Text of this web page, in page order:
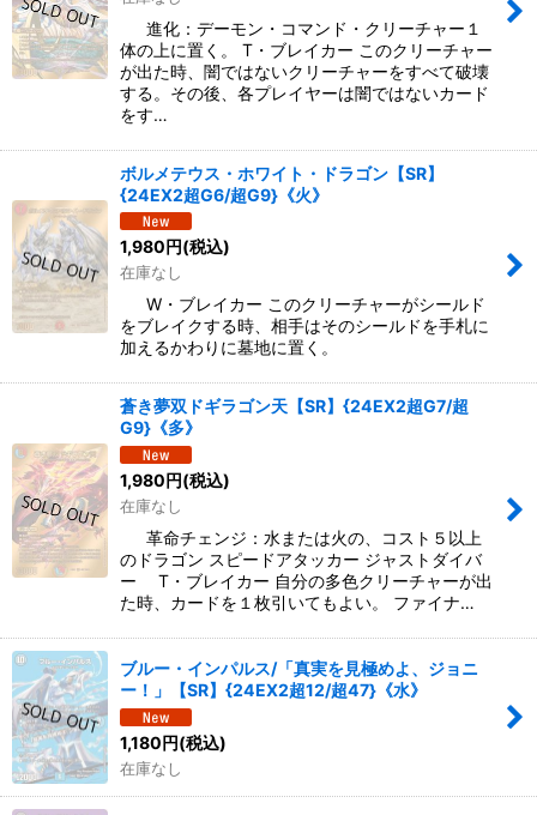
進化：デーモン・コマンド・クリーチャー１
体の上に置く。 T・ブレイカー このクリーチャー
が出た時、闇ではないクリーチャーをすべて破壊
する。その後、各プレイヤーは闇ではないカード
をす…
ボルメテウス・ホワイト・ドラゴン【SR】
{24EX2超G6/超G9}《火》
1,980円(税込)
在庫なし
W・ブレイカー このクリーチャーがシールド
をブレイクする時、相手はそのシールドを手札に
加えるかわりに墓地に置く。
蒼き夢双ドギラゴン天【SR】{24EX2超G7/超
G9}《多》
1,980円(税込)
在庫なし
革命チェンジ：水または火の、コスト５以上
のドラゴン スピードアタッカー ジャストダイバ
ー T・ブレイカー 自分の多色クリーチャーが出
た時、カードを１枚引いてもよい。 ファイナ…
ブルー・インパルス/「真実を見極めよ、ジョニ
ー！」【SR】{24EX2超12/超47}《水》
1,180円(税込)
在庫なし